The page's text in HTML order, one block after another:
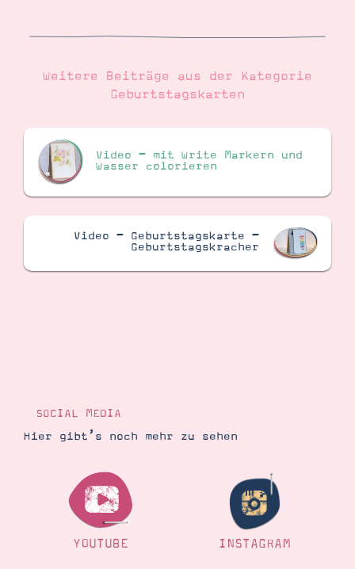
Weitere Beiträge aus der Kategorie
Geburtstagskarten
Video – mit Write Markern und
Wasser colorieren
Video – Geburtstagskarte –
Geburtstagskracher
SOCIAL MEDIA
Hier gibt’s noch mehr zu sehen
YOUTUBE INSTAGRAM